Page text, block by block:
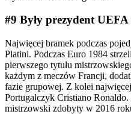
#9 Były prezydent
Najwięcej bramek podczas
Platini. Podczas Euro 1984
pierwszego tytułu
każdym z meczów Francji,
fazie grupowej. Z kolei
Portugalczyk Cristiano
mistrzowski zdobyty w 2016